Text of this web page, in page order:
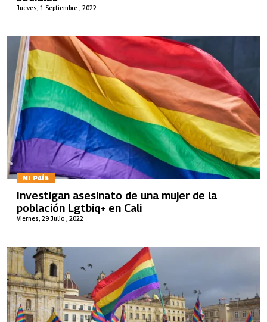
Jueves, 1 Septiembre , 2022
MI PAÍS
Viernes, 29 Julio , 2022
Investigan asesinato de una mujer de la
población Lgtbiq+ en Cali